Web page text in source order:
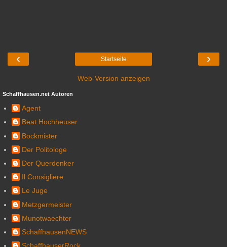
‹ ›
Startseite
Web-Version anzeigen
Schaffhausen.net Autoren
Agent
Beat Hochheuser
Bockmister
Der Politologe
Der Querdenker
Il Consigliere
Le Juge
Metzgermeister
Munotwaechter
SchaffhausenNEWS